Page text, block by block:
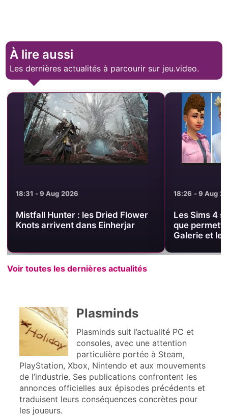
À lire aussi
Les dernières actualités à parcourir sur jeu.video.
18:31 - 9 Aug 2026
Mistfall Hunter : les Dried Flower
Knots arrivent dans Einherjar
18:26 - 9 Aug
Les Sims 4
que
Galerie et
Voir toutes les dernières actualités
Plasminds
Plasminds suit l’actualité PC et
consoles, avec une attention
particulière portée à Steam,
PlayStation, Xbox, Nintendo et aux mouvements
de l’industrie. Ses publications confrontent les
annonces officielles aux épisodes précédents et
traduisent leurs conséquences concrètes pour
les joueurs.